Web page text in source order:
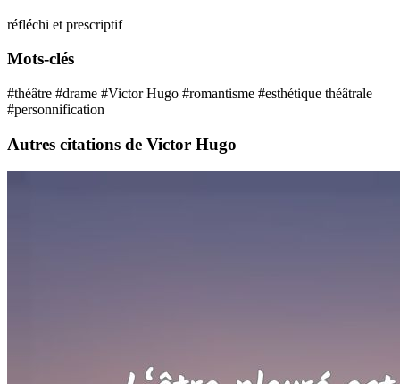
réfléchi et prescriptif
Mots-clés
#théâtre #drame #Victor Hugo #romantisme #esthétique théâtrale
#personnification
Autres citations de Victor Hugo